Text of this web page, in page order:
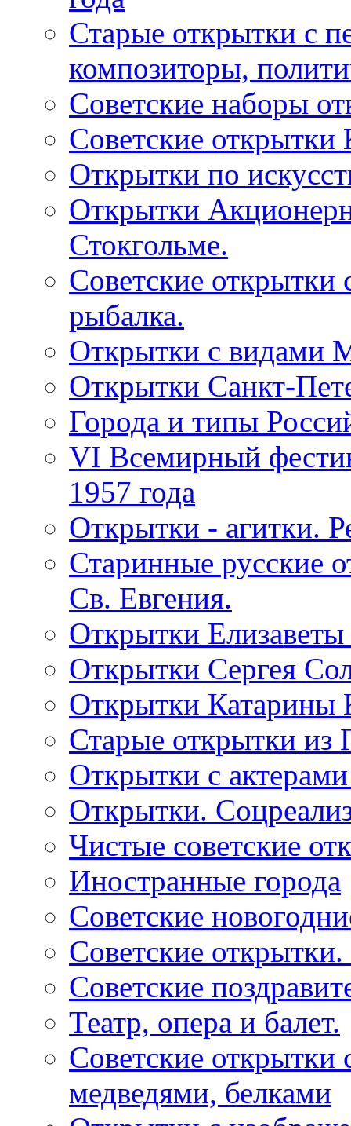
Старые открытки с
композиторы,
Советские наборы
Советские открытки
Открытки по
Открытки
Стокгольме.
Советские открытки
рыбалка.
Открытки с видами
Открытки Санкт-
Города и типы
VI Всемирный
1957 года
Открытки - агитки.
Старинные русские
Св. Евгения.
Открытки
Открытки Сергея
Открытки
Старые открытки из
Открытки с
Открытки.
Чистые советские
Иностранные города
Советские
Советские
Советские
Театр, опера и балет.
Советские открытки
медведями, белками